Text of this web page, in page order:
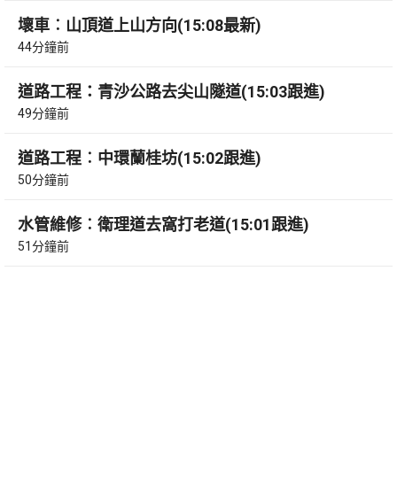
壞車︰山頂道上山方向(15:08最新)
44分鐘前
道路工程：青沙公路去尖山隧道(15:03跟進)
49分鐘前
道路工程︰中環蘭桂坊(15:02跟進)
50分鐘前
水管維修︰衛理道去窩打老道(15:01跟進)
51分鐘前